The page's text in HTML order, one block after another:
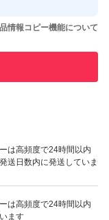
場合がありま
1時間以内）で梱
た実績があります
があります
は高頻度で24時間以内
送日数内に発送していま
は高頻度で24時間以内
ます
情報コピー機能について